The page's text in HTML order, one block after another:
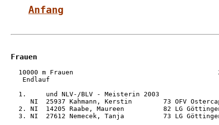
Anfang
Frauen
10000 m Frauen
   Endlauf
  1.     und NLV-/BLV - Meisterin 2003
NI  25937 Kahmann, Kerstin        73 OFV
2. NI  14205 Raabe, Maureen          82 LG
3. NI  27612 Nemecek, Tanja          73 LG